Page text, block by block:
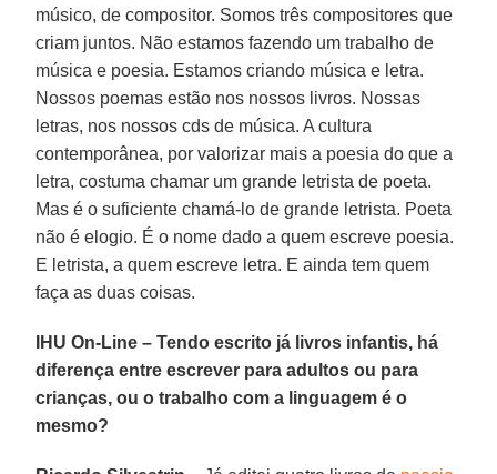
músico, de compositor. Somos três compositores que
criam juntos. Não estamos fazendo um trabalho de
música e poesia. Estamos criando música e letra.
Nossos poemas estão nos nossos livros. Nossas
letras, nos nossos cds de música. A cultura
contemporânea, por valorizar mais a poesia do que a
letra, costuma chamar um grande letrista de poeta.
Mas é o suficiente chamá-lo de grande letrista. Poeta
não é elogio. É o nome dado a quem escreve poesia.
E letrista, a quem escreve letra. E ainda tem quem
faça as duas coisas.
IHU On-Line – Tendo escrito já livros infantis, há
diferença entre escrever para adultos ou para
crianças, ou o trabalho com a linguagem é o
mesmo?